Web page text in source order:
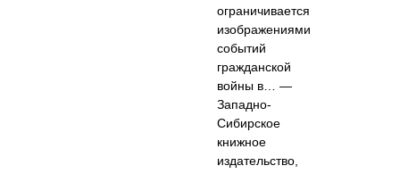
ограничивается
изображениями
событий
гражданской
войны в… —
Западно-
Сибирское
книжное
издательство,